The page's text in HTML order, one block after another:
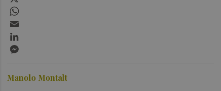
Manolo Montalt